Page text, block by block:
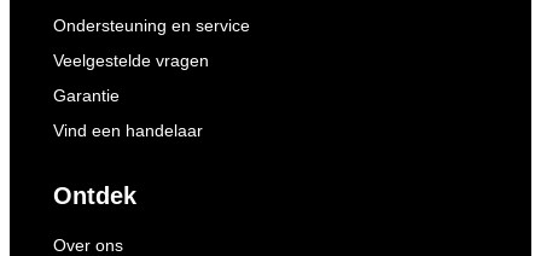
Ondersteuning en service
Veelgestelde vragen
Garantie
Vind een handelaar
Ontdek
Over ons